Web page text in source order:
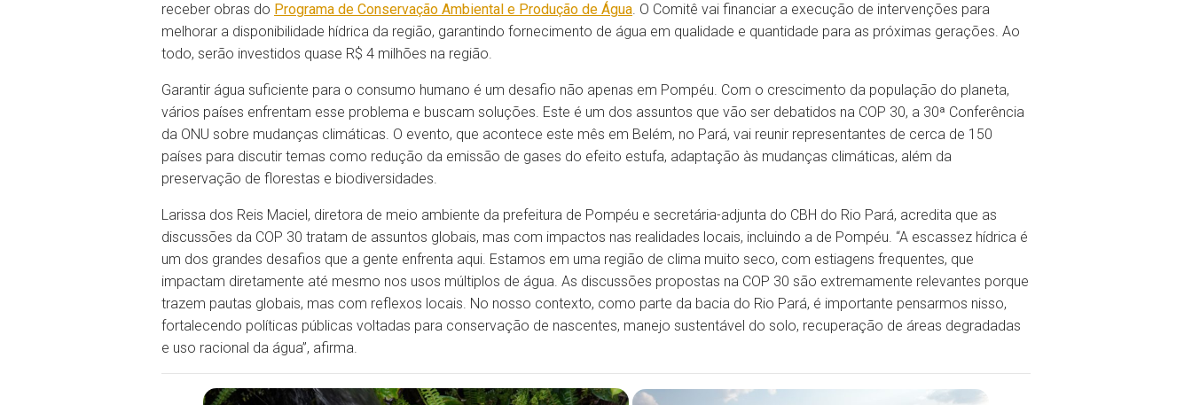
receber obras do Programa de Conservação Ambiental e Produção de Água. O Comitê vai financiar a execução de intervenções para
melhorar a disponibilidade hídrica da região, garantindo fornecimento de água em qualidade e quantidade para as próximas gerações. Ao
todo, serão investidos quase R$ 4 milhões na região.
Garantir água suficiente para o consumo humano é um desafio não apenas em Pompéu. Com o crescimento da população do planeta,
vários países enfrentam esse problema e buscam soluções. Este é um dos assuntos que vão ser debatidos na COP 30, a 30ª Conferência
da ONU sobre mudanças climáticas. O evento, que acontece este mês em Belém, no Pará, vai reunir representantes de cerca de 150
países para discutir temas como redução da emissão de gases do efeito estufa, adaptação às mudanças climáticas, além da
preservação de florestas e biodiversidades.
Larissa dos Reis Maciel, diretora de meio ambiente da prefeitura de Pompéu e secretária-adjunta do CBH do Rio Pará, acredita que as
discussões da COP 30 tratam de assuntos globais, mas com impactos nas realidades locais, incluindo a de Pompéu. “A escassez hídrica é
um dos grandes desafios que a gente enfrenta aqui. Estamos em uma região de clima muito seco, com estiagens frequentes, que
impactam diretamente até mesmo nos usos múltiplos de água. As discussões propostas na COP 30 são extremamente relevantes porque
trazem pautas globais, mas com reflexos locais. No nosso contexto, como parte da bacia do Rio Pará, é importante pensarmos nisso,
fortalecendo políticas públicas voltadas para conservação de nascentes, manejo sustentável do solo, recuperação de áreas degradadas
e uso racional da água”, afirma.